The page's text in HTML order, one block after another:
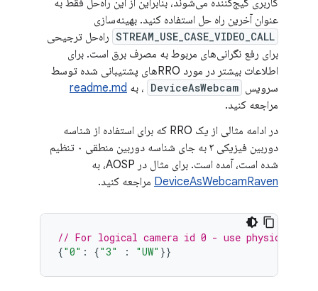
عنوان آخرین راه حل استفاده کنید. بهینه‌سازی
STREAM_USE_CASE_VIDEO_CALL راه‌حل ترجیحی
برای رفع نگرانی‌های مربوط به مصرف برق است. برای
اطلاعات بیشتر در مورد RROهای پشتیبانی شده توسط
سرویس DeviceAsWebcam ، به readme.md
مراجعه کنید.
در ادامه مثالی از یک RRO که برای استفاده از شناسه
دوربین فیزیکی ۳ به جای شناسه دوربین منطقی ۰ تنظیم
شده است، آمده است. برای مثال در AOSP، به
DeviceAsWebcamRaven مراجعه کنید.
// For logical camera id 0 - use physical
{"0" : {"3" : "UW" }}